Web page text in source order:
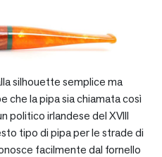
silhouette semplice ma
che la pipa sia chiamata così
politico irlandese del XVIII
tipo di pipa per le strade di
facilmente dal fornello